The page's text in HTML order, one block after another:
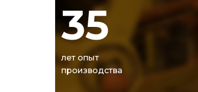
35
лет опыт
производства